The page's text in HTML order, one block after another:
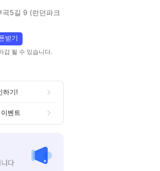
곡5길 9 (런던파크
받기
감 될 수 있습니다.
하기!
벤트